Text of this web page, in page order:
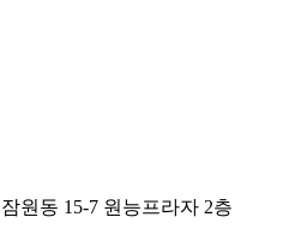
원동 15-7 원능프라자 2층